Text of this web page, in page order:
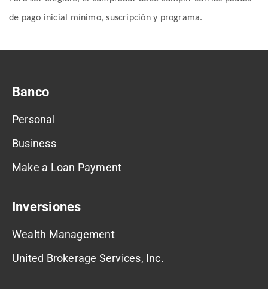
de pago inicial mínimo, suscripción y programa.
Banco
Personal
Business
Make a Loan Payment
Inversiones
Wealth Management
United Brokerage Services, Inc.